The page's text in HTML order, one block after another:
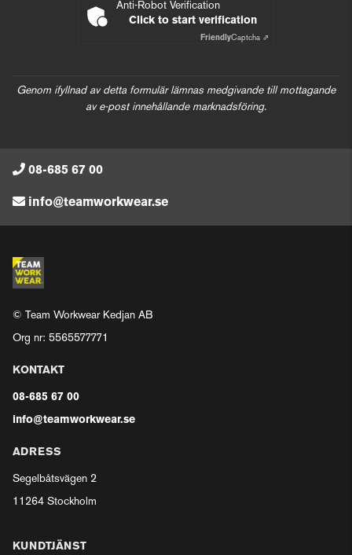
Anti-Robot Verification
Click to start verification
FriendlyCaptcha ⇗
Genom ifyllnad av detta formulär lämnas medgivande till mottagande
av e-post innehållande marknadsföring.
08-685 67 00
info@teamworkwear.se
© Team Workwear Kedjan AB
Org nr: 5565577771
KONTAKT
08-685 67 00
info@teamworkwear.se
ADRESS
Segelbåtsvägen 2
11264 Stockholm
KUNDTJÄNST